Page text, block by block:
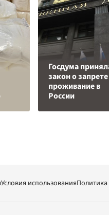
Госдума
закон о
проживание в
России
Условия использования